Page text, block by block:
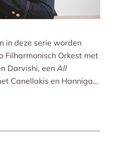
in deze serie worden
Filharmonisch Orkest met
Darvishi, een All
Canellakis en Hannigan